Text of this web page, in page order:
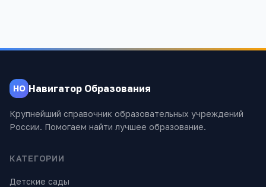
НО Навигатор Образования
Крупнейший справочник образовательных учреждений
России. Помогаем найти лучшее образование.
КАТЕГОРИИ
Детские сады